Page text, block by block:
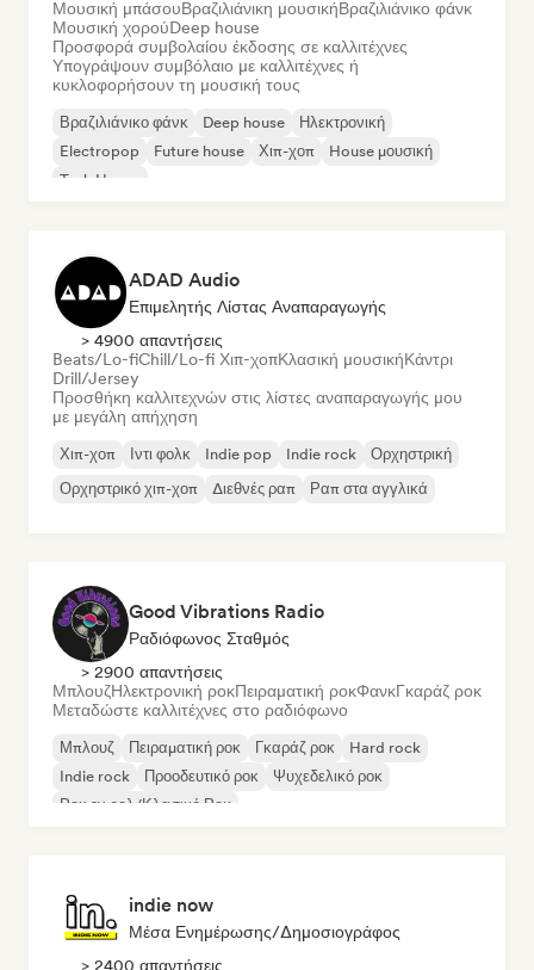
Μουσική μπάσουΒραζιλιάνικη μουσικήΒραζιλιάνικο φάνκ
Μουσική χορούDeep house
Προσφορά συμβολαίου έκδοσης σε καλλιτέχνες
Υπογράψουν συμβόλαιο με καλλιτέχνες ή
κυκλοφορήσουν τη μουσική τους
Βραζιλιάνικο φάνκ Deep house
Ηλεκτρονική
Electropop
Future house Χιπ-χοπ
House μουσική
Tech House
ADAD Audio
Επιμελητής Λίστας Αναπαραγωγής
> 4900 απαντήσεις
Beats/Lo-fiChill/Lo-fi Χιπ-χοπΚλασική μουσικήΚάντρι
Drill/Jersey
Προσθήκη καλλιτεχνών στις λίστες αναπαραγωγής μου
με μεγάλη απήχηση
Χιπ-χοπ Ιντι φολκ Indie pop Indie rock
Ορχηστρική
Ορχηστρικό χιπ-χοπ
Διεθνές ραπ Ραπ στα αγγλικά
Good Vibrations Radio
Ραδιόφωνος Σταθμός
> 2900 απαντήσεις
ΜπλουζΗλεκτρονική ροκΠειραματική ροκΦανκΓκαράζ ροκ
Μεταδώστε καλλιτέχνες στο ραδιόφωνο
Μπλουζ Πειραματική ροκ Γκαράζ ροκ
Hard rock
Indie rock
Προοδευτικό ροκ
Ψυχεδελικό ροκ
Ροκ εν ρολ/Κλασικό Ροκ
indie now
Μέσα Ενημέρωσης/Δημοσιογράφος
> 2400 απαντήσεις